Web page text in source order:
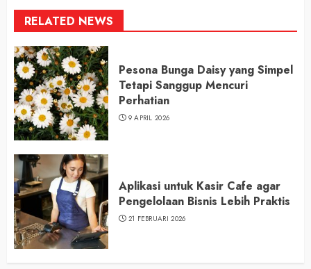
RELATED NEWS
Pesona Bunga Daisy yang Simpel
Tetapi Sanggup Mencuri
Perhatian
9 APRIL 2026
Aplikasi untuk Kasir Cafe agar
Pengelolaan Bisnis Lebih Praktis
21 FEBRUARI 2026